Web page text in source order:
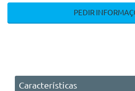
PEDIR
Características